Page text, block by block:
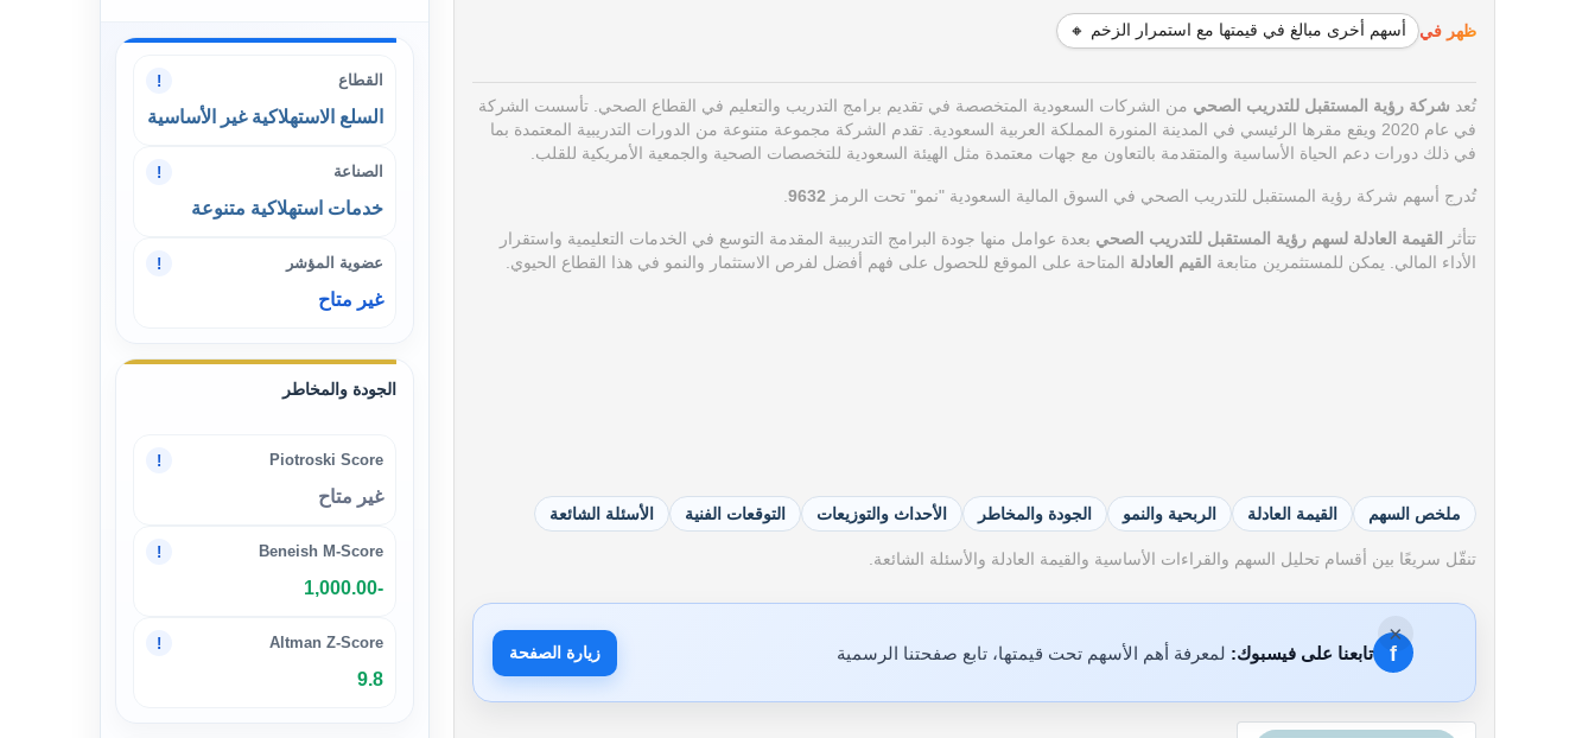
ظهر في أسهم أخرى مبالغ في قيمتها مع استمرار الزخم 🔸
تُعد شركة رؤية المستقبل للتدريب الصحي من الشركات السعودية المتخصصة في تقديم برامج التدريب والتعليم في القطاع الصحي. تأسست الشركة
في عام 2020 ويقع مقرها الرئيسي في المدينة المنورة المملكة العربية السعودية.
تقدم الشركة مجموعة متنوعة من الدورات التدريبية المعتمدة بما
في ذلك دورات دعم الحياة الأساسية والمتقدمة بالتعاون مع جهات معتمدة مثل الهيئة السعودية للتخصصات الصحية والجمعية الأمريكية للقلب.
تُدرج أسهم شركة رؤية المستقبل للتدريب الصحي في السوق المالية السعودية "نمو" تحت الرمز 9632
.
تتأثر القيمة العادلة لسهم رؤية المستقبل للتدريب الصحي بعدة عوامل منها جودة البرامج التدريبية المقدمة التوسع في الخدمات التعليمية واستقرار
الأداء المالي. يمكن للمستثمرين متابعة القيم العادلة المتاحة على الموقع للحصول على فهم أفضل لفرص الاستثمار والنمو في هذا القطاع الحيوي.
ملخص السهم القيمة العادلة الربحية والنمو الجودة والمخاطر الأحداث والتوزيعات التوقعات الفنية الأسئلة الشائعة
تنقّل سريعًا بين أقسام تحليل السهم والقراءات الأساسية والقيمة العادلة والأسئلة الشائعة.
×
f تابعنا على فيسبوك: لمعرفة أهم الأسهم تحت قيمتها، تابع صفحتنا الرسمية زيارة الصفحة
القطاع !
السلع الاستهلاكية غير الأساسية
الصناعة !
خدمات استهلاكية متنوعة
عضوية المؤشر !
غير متاح
الجودة والمخاطر
Piotroski Score
!
غير متاح
Beneish M-Score
!
-1,000.00
Altman Z-Score
!
9.8